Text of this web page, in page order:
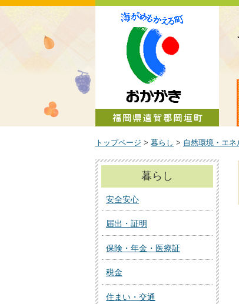
トップページ > 暮らし > 自然環境・エネ
暮らし
安全安心
届出・証明
保険・年金・医療証
税金
住まい・交通